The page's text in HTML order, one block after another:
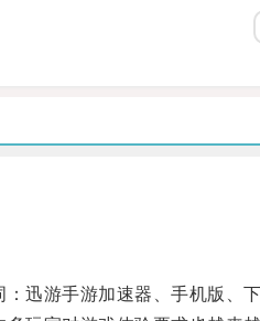
游手游加速器、手机版、